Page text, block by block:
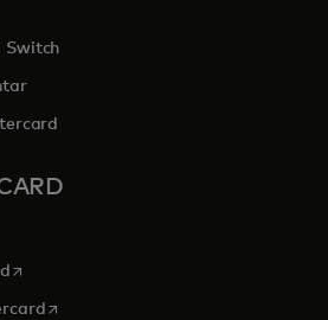
Switch
new tab
opens in a new tab
opens in a new tab